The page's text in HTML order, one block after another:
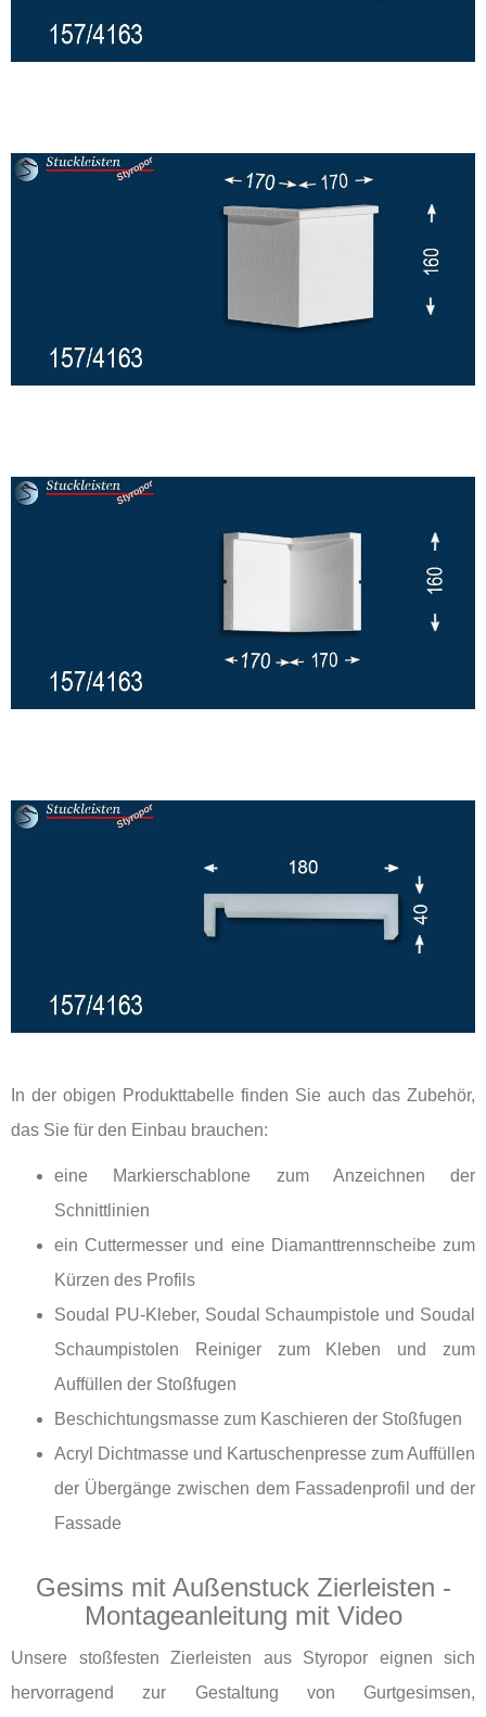
In der obigen Produkttabelle finden Sie auch das Zubehör,
das Sie für den Einbau brauchen:
eine Markierschablone zum Anzeichnen der
Schnittlinien
ein Cuttermesser und eine Diamanttrennscheibe zum
Kürzen des Profils
Soudal PU-Kleber, Soudal Schaumpistole und Soudal
Schaumpistolen Reiniger zum Kleben und zum
Auffüllen der Stoßfugen
Beschichtungsmasse zum Kaschieren der Stoßfugen
Acryl Dichtmasse und Kartuschenpresse zum Auffüllen
der Übergänge zwischen dem Fassadenprofil und der
Fassade
Gesims mit Außenstuck Zierleisten -
Montageanleitung mit Video
Unsere stoßfesten Zierleisten aus Styropor eignen sich
hervorragend zur Gestaltung von Gurtgesimsen,